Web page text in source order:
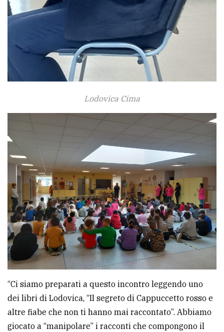
Lodovica Cima
“Ci siamo preparati a questo incontro leggendo uno
dei libri di Lodovica, “Il segreto di Cappuccetto rosso e
altre fiabe che non ti hanno mai raccontato”. Abbiamo
giocato a “manipolare” i racconti che compongono il